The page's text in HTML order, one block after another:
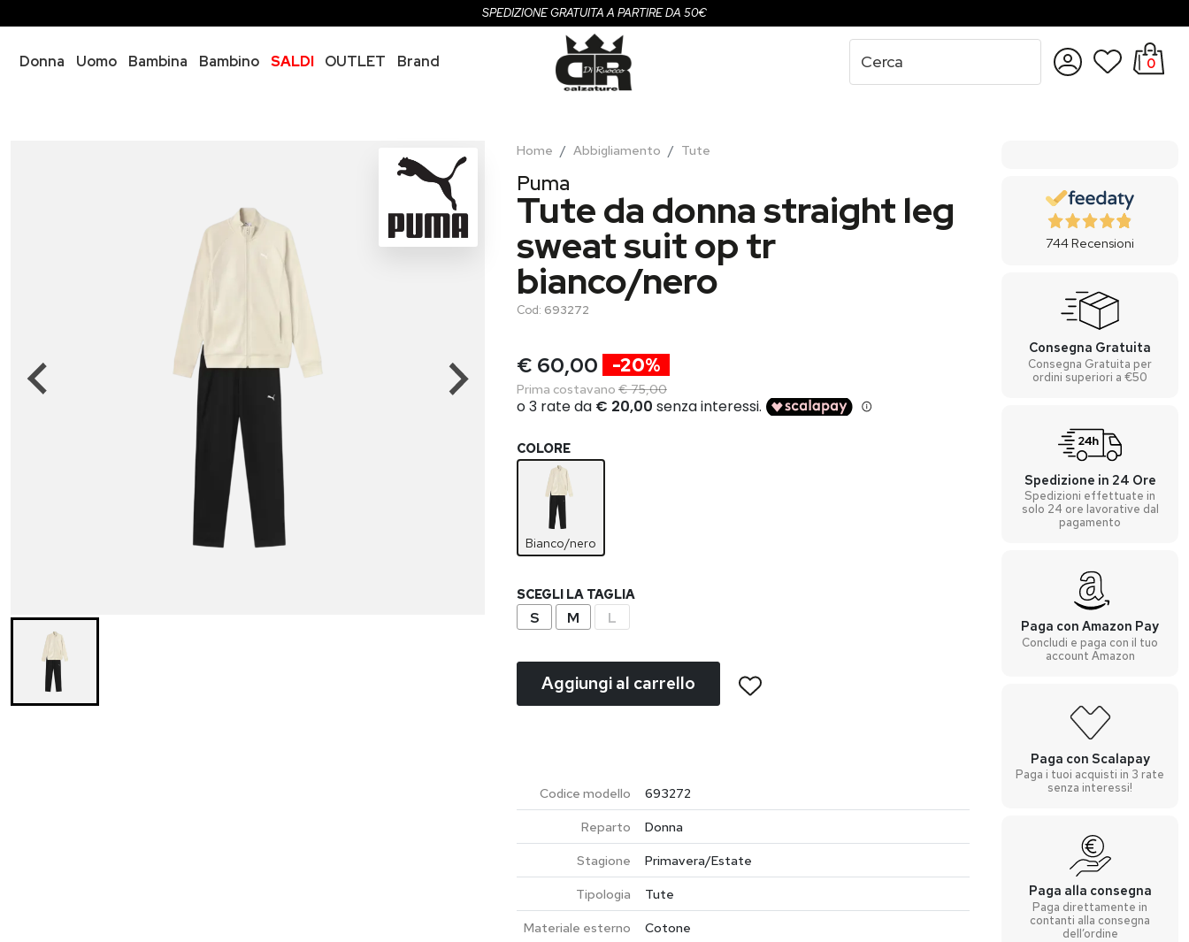
SPEDIZIONE GRATUITA A PARTIRE DA 50€
Donna Uomo Bambina Bambino SALDI OUTLET
Brand
0
Home Abbigliamento Tute
Puma
Tute da donna straight leg
sweat suit op tr
bianco/nero
Cod: 693272
€ 60,00 -20%
Prima costavano € 75,00
COLORE
Bianco/nero
SCEGLI LA TAGLIA
S M L
Aggiungi al carrello
Codice modello
693272
Reparto
Donna
Stagione
Primavera/Estate
Tipologia
Tute
Materiale esterno
Cotone
744Recensioni
Consegna Gratuita
Consegna Gratuita per
ordini superiori a €50
Spedizione in 24 Ore
Spedizioni effettuate in
solo 24 ore lavorative dal
pagamento
Paga con Amazon Pay
Concludi e paga con il tuo
account Amazon
Paga con Scalapay
Paga i tuoi acquisti in 3 rate
senza interessi!
Paga alla consegna
Paga direttamente in
contanti alla consegna
dell’ordine